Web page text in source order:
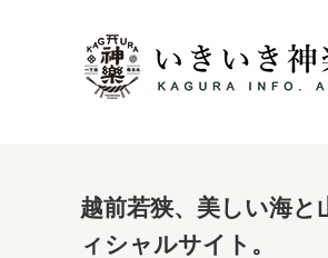
越前若狭、美しい海と
ィシャルサイト。